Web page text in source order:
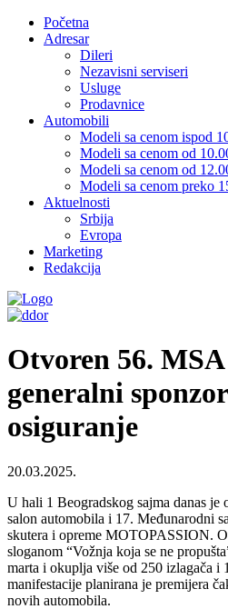
Početna
Adresar
Dileri
Nezavisni serviseri
Usluge
Prodavnice
Automobili
Modeli sa cenom ispod
Modeli sa cenom od
Modeli sa cenom od
Modeli sa cenom preko
Aktuelnosti
Srbija
Evropa
Marketing
Redakcija
Otvoren 56.
generalni
osiguranje
20.03.2025.
U hali 1 Beogradskog sajma danas je
salon automobila i 17. Međunarodni
skutera i opreme MOTOPASSION.
sloganom “Vožnja koja se ne
marta i okuplja više od 250 izlagača i
manifestacije planirana je premijera
novih automobila.